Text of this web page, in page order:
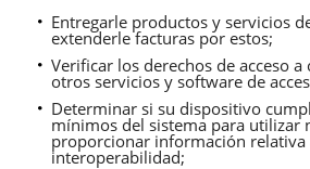
Entregarle productos y servicios
extenderle facturas por estos;
Verificar los derechos de acceso
otros servicios y software de
Determinar si su dispositivo
mínimos del sistema para utilizar
proporcionar información
interoperabilidad;